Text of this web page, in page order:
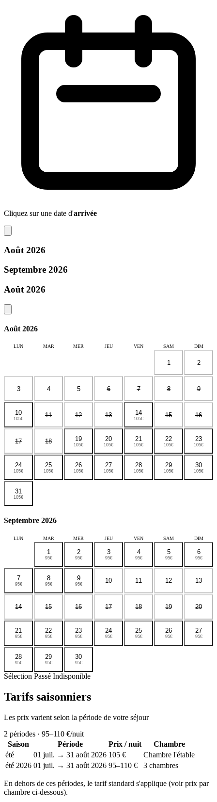
Cliquez sur une date d'arrivée
Août 2026
Septembre 2026
Août 2026
Août 2026
LUN MAR MER JEU VEN SAM DIM
1 2
3 4 5 6 7 8 9
10
105€ 11 12 13 14
105€ 15 16
17 18 19
105€
20
105€
21
105€
22
105€
23
105€
24
105€
25
105€
26
105€
27
105€
28
105€
29
105€
30
105€
31
105€
Septembre 2026
LUN MAR MER JEU VEN SAM DIM
1
95€
2
95€
3
95€
4
95€
5
95€
6
95€
7
95€
8
95€
9
95€ 10 11 12 13
14 15 16 17 18 19 20
21
95€
22
95€
23
95€
24
95€
25
95€
26
95€
27
95€
28
95€
29
95€
30
95€
Sélection Passé Indisponible
Tarifs saisonniers
Les prix varient selon la période de votre séjour
2 périodes · 95–110 €/nuit
Saison
Période Prix / nuit
Chambre
été
01 juil. → 31 août 2026 105 €
Chambre l'étable
été 2026 01 juil. → 31 août 2026 95–110 € 3 chambres
En dehors de ces périodes, le tarif standard s'applique (voir prix par
chambre ci-dessous).